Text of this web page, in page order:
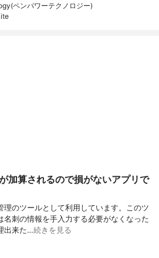
ペンパワーテクノロジー)
加算されるので損がないアプリで
理のツールとして利用しています。このツ
名刺の情報を手入力する必要がなくなった
出来た…続きを見る